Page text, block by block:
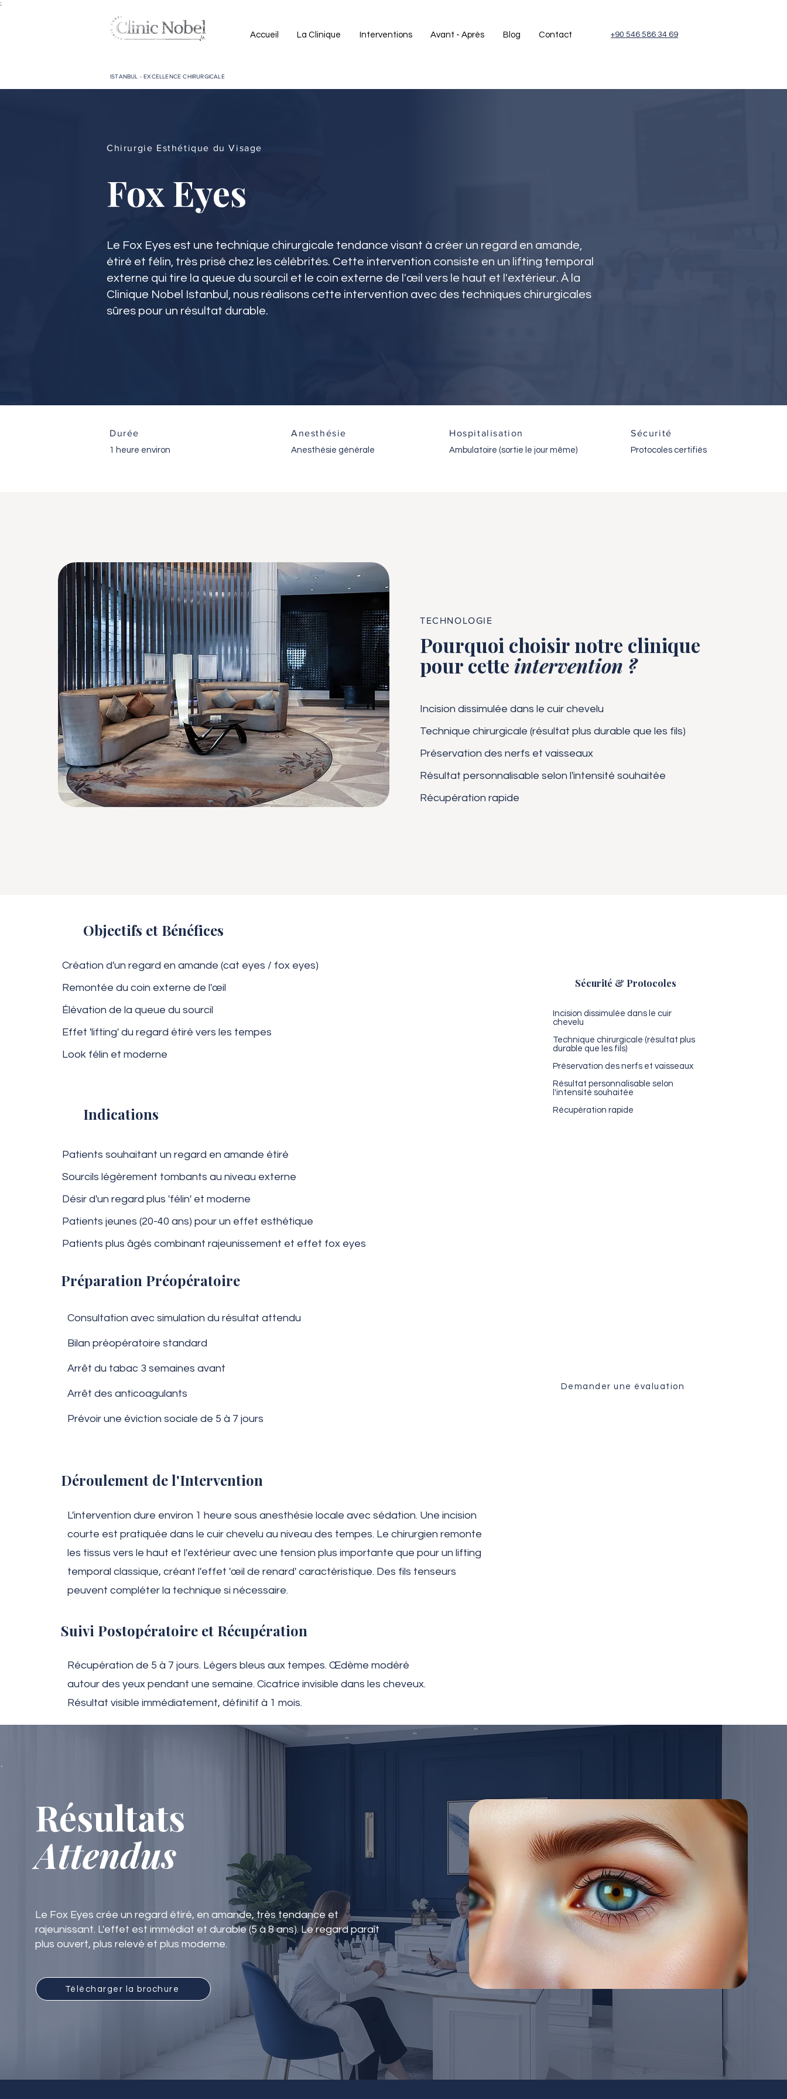
;
Accueil La Clinique Interventions Avant - Après Blog Contact
ISTANBUL - EXCELLENCE CHIRURGICALE
+90 546 586 34 69
Chirurgie Esthétique du Visage
Fox Eyes
Le Fox Eyes est une technique chirurgicale tendance visant à créer un regard en amande,
étiré et félin, très prisé chez les célébrités. Cette intervention consiste en un lifting temporal
externe qui tire la queue du sourcil et le coin externe de l'œil vers le haut et l'extérieur. À la
Clinique Nobel Istanbul, nous réalisons cette intervention avec des techniques chirurgicales
sûres pour un résultat durable.
Durée
1 heure environ
Anesthésie
Anesthésie générale
Hospitalisation
Ambulatoire (sortie le jour même)
Sécurité
Protocoles certifiés
TECHNOLOGIE
Pourquoi choisir notre clinique
pour cette intervention ?
Incision dissimulée dans le cuir chevelu
Technique chirurgicale (résultat plus durable que les fils)
Préservation des nerfs et vaisseaux
Résultat personnalisable selon l'intensité souhaitée
Récupération rapide
Objectifs et Bénéfices
Création d'un regard en amande (cat eyes / fox eyes)
Remontée du coin externe de l'œil
Élévation de la queue du sourcil
Effet 'lifting' du regard étiré vers les tempes
Look félin et moderne
Indications
Sécurité & Protocoles
Incision dissimulée dans le cuir
chevelu
Technique chirurgicale (résultat plus
durable que les fils)
Préservation des nerfs et vaisseaux
Résultat personnalisable selon
l'intensité souhaitée
Récupération rapide
Patients souhaitant un regard en amande étiré
Sourcils légèrement tombants au niveau externe
Désir d'un regard plus 'félin' et moderne
Patients jeunes (20-40 ans) pour un effet esthétique
Patients plus âgés combinant rajeunissement et effet fox eyes
Préparation Préopératoire
Consultation avec simulation du résultat attendu
Bilan préopératoire standard
Arrêt du tabac 3 semaines avant
Arrêt des anticoagulants
Prévoir une éviction sociale de 5 à 7 jours
Demander une évaluation
Déroulement de l'Intervention
L'intervention dure environ 1 heure sous anesthésie locale avec sédation. Une incision
courte est pratiquée dans le cuir chevelu au niveau des tempes. Le chirurgien remonte
les tissus vers le haut et l'extérieur avec une tension plus importante que pour un lifting
temporal classique, créant l'effet 'œil de renard' caractéristique. Des fils tenseurs
peuvent compléter la technique si nécessaire.
Suivi Postopératoire et Récupération
Récupération de 5 à 7 jours. Légers bleus aux tempes. Œdème modéré
autour des yeux pendant une semaine. Cicatrice invisible dans les cheveux.
Résultat visible immédiatement, définitif à 1 mois.
Résultats
Attendus
Le Fox Eyes crée un regard étiré, en amande, très tendance et
rajeunissant. L'effet est immédiat et durable (5 à 8 ans). Le regard paraît
plus ouvert, plus relevé et plus moderne.
Télécharger la brochure